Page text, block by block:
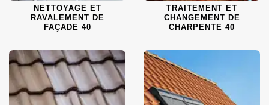
NETTOYAGE ET
RAVALEMENT DE
FAÇADE 40
TRAITEMENT ET
CHANGEMENT DE
CHARPENTE 40